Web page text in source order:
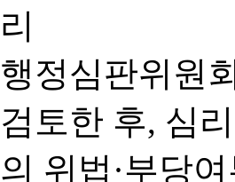
행정심판위원
검토한 후, 심
의 위법·부당